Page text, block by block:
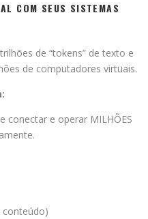
COM SEUS SISTEMAS
de “tokens” de texto e
de computadores virtuais.
conectar e operar MILHÕES
conteúdo)